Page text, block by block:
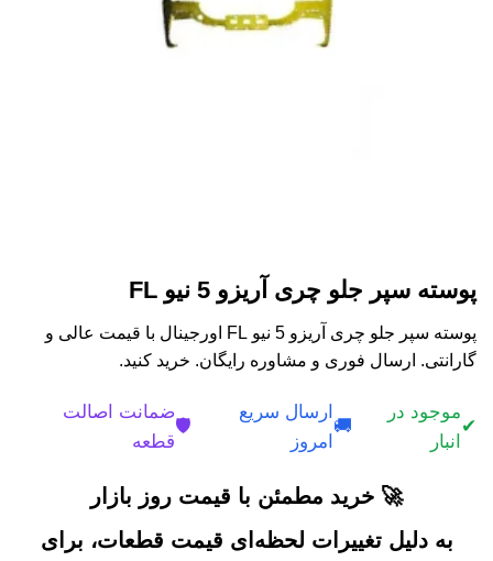
پوسته سپر جلو چری آریزو 5 نیو FL
پوسته سپر جلو چری آریزو 5 نیو FL اورجینال با قیمت عالی و
گارانتی. ارسال فوری و مشاوره رایگان. خرید کنید.
✔
موجود در
انبار
🚚
ارسال سریع
امروز
🛡️
ضمانت اصالت
قطعه
🚀 خرید مطمئن با قیمت روز بازار
به دلیل تغییرات لحظه‌ای قیمت قطعات، برای